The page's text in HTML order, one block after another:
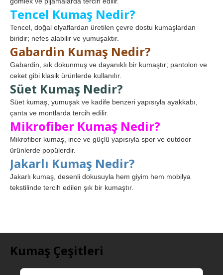
Tencel Kumaş Nedir?
Tencel, doğal elyaflardan üretilen çevre dostu kumaşlardan
biridir; nefes alabilir ve yumuşaktır.
Gabardin Kumaş Nedir?
Gabardin, sık dokunmuş ve dayanıklı bir kumaştır; pantolon ve
ceket gibi klasik ürünlerde kullanılır.
Süet Kumaş Nedir?
Süet kumaş, yumuşak ve kadife benzeri yapısıyla ayakkabı,
çanta ve montlarda tercih edilir.
Mikrofiber Kumaş Nedir?
Mikrofiber kumaş, ince ve güçlü yapısıyla spor ve outdoor
ürünlerde popülerdir.
Jakarlı Kumaş Nedir?
Jakarlı kumaş, desenli dokusuyla hem giyim hem mobilya
tekstilinde tercih edilen şık bir kumaştır.
Kumaş Çeşitleri